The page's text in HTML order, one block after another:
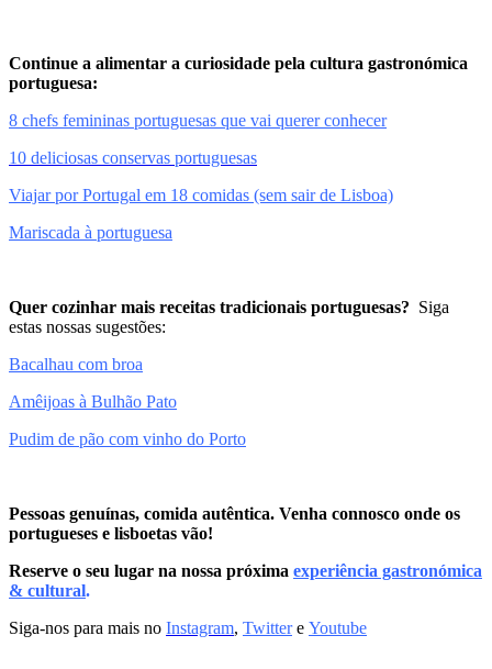
Continue a alimentar a curiosidade pela cultura gastronómica
portuguesa:
8 chefs femininas portuguesas que vai querer conhecer
10 deliciosas conservas portuguesas
Viajar por Portugal em 18 comidas (sem sair de Lisboa)
Mariscada à portuguesa
Quer cozinhar mais receitas tradicionais portuguesas? Siga
estas nossas sugestões:
Bacalhau com broa
Amêijoas à Bulhão Pato
Pudim de pão com vinho do Porto
Pessoas genuínas, comida autêntica. Venha connosco onde os
portugueses e lisboetas vão!
Reserve o seu lugar na nossa próxima experiência gastronómica
& cultural.
Siga-nos para mais no Instagram, Twittere Youtube